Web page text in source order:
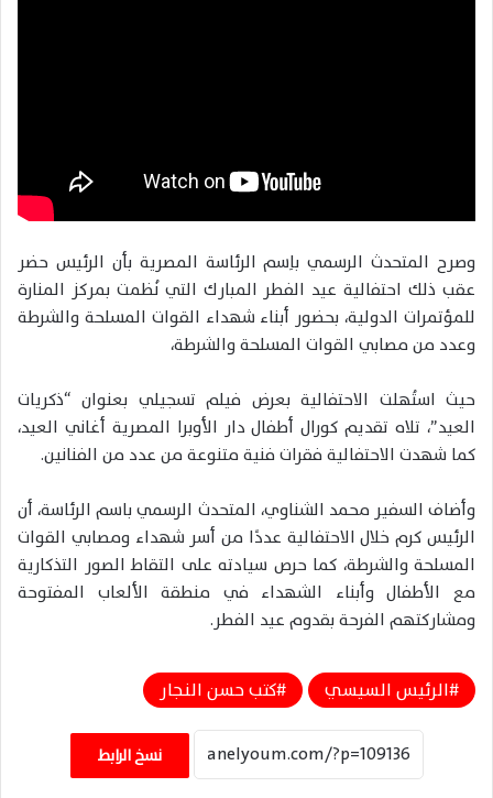
وصرح المتحدث الرسمي باِسم الرئاسة المصرية بأن الرئيس حضر
عقب ذلك احتفالية عيد الفطر المبارك التي نُظمت بمركز المنارة
للمؤتمرات الدولية، بحضور أبناء شهداء القوات المسلحة والشرطة
وعدد من مصابي القوات المسلحة والشرطة،
حيث استُهلت الاحتفالية بعرض فيلم تسجيلي بعنوان “ذكريات
العيد”، تلاه تقديم كورال أطفال دار الأوبرا المصرية أغاني العيد،
كما شهدت الاحتفالية فقرات فنية متنوعة من عدد من الفنانين.
وأضاف السفير محمد الشناوي، المتحدث الرسمي باسم الرئاسة، أن
الرئيس كرم خلال الاحتفالية عددًا من أسر شهداء ومصابي القوات
المسلحة والشرطة، كما حرص سيادته على التقاط الصور التذكارية
مع الأطفال وأبناء الشهداء في منطقة الألعاب المفتوحة
ومشاركتهم الفرحة بقدوم عيد الفطر.
الرئيس السيسي كتب حسن النجار
نسخ الرابط